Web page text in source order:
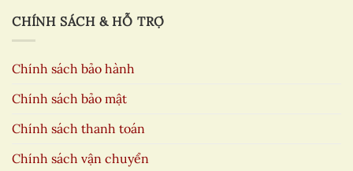
CHÍNH SÁCH & HỖ TRỢ
Chính sách bảo hành
Chính sách bảo mật
Chính sách thanh toán
Chính sách vận chuyển